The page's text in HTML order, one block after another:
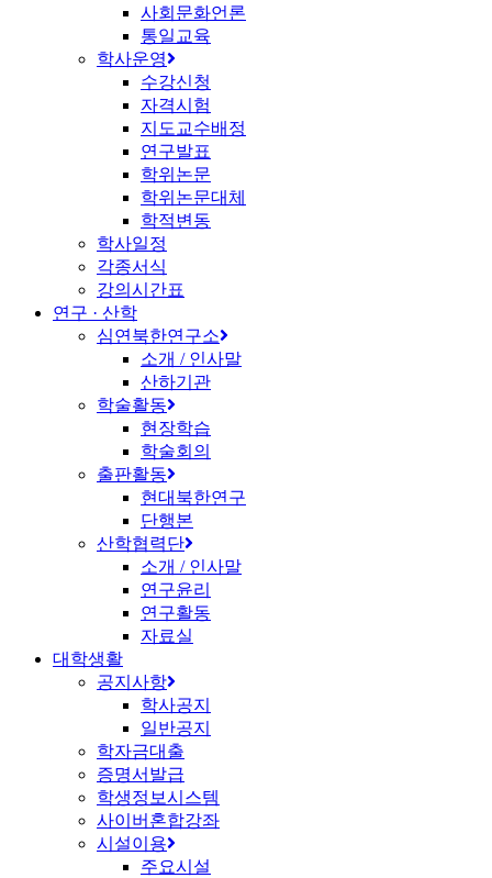
사회문화언론
통일교육
학사운영
수강신청
자격시험
지도교수배정
연구발표
학위논문
학위논문대체
학적변동
학사일정
각종서식
강의시간표
연구 · 산학
심연북한연구소
소개 / 인사말
산하기관
학술활동
현장학습
학술회의
출판활동
현대북한연구
단행본
산학협력단
소개 / 인사말
연구윤리
연구활동
자료실
대학생활
공지사항
학사공지
일반공지
학자금대출
증명서발급
학생정보시스템
사이버혼합강좌
시설이용
주요시설